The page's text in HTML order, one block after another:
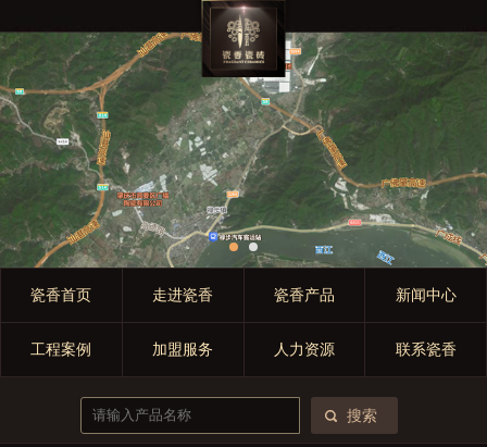
瓷香首页 走进瓷香 瓷香产品 新闻中心
工程案例 加盟服务 人力资源 联系瓷香